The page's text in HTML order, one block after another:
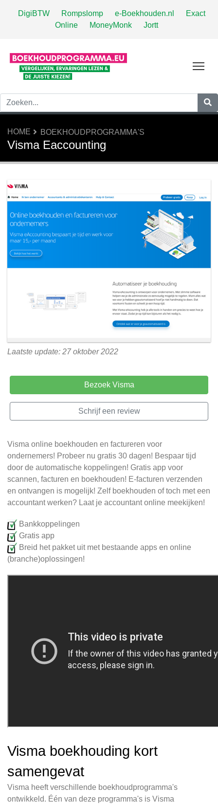
DigiBTW Rompslomp e-Boekhouden.nl
Exact
Online
MoneyMonk Jortt
HOME BOEKHOUDPROGRAMMA'S
Visma Eaccounting
Laatste update: 27 oktober 2022
Bezoek Visma
Schrijf een review
Visma online boekhouden en factureren voor
ondernemers! Probeer nu gratis 30 dagen! Bespaar tijd
door de automatische koppelingen! Gratis app voor
scannen, facturen en boekhouden! E-facturen verzenden
en ontvangen is mogelijk! Zelf boekhouden of toch met een
accountant werken? Laat je accountant online meekijken!
Bankkoppelingen
Gratis app
Breid het pakket uit met bestaande apps en online
(branche)oplossingen!
Visma boekhouding kort
samengevat
Visma heeft verschillende boekhoudprogramma's
ontwikkeld. Één van deze programma's is Visma